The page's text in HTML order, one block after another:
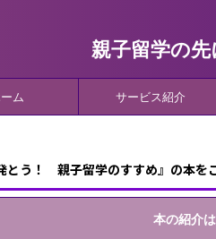
親子留学の
ム サービス紹介
とう！ 親子留学のすすめ』の本を
本の紹介